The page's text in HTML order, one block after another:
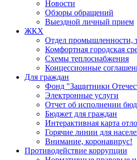
Новости
Обзоры обращений
Выездной личный прием
ЖКХ
Отдел промышленности,
Комфортная городская
Схемы теплоснабжения
Концессионные
Для граждан
Фонд "Защитники
Электронные услуги
Отчет об исполнении
Бюджет для граждан
Интерактивная карта
Горячие линии для
Внимание, коронавирус!
Противодействие коррупции